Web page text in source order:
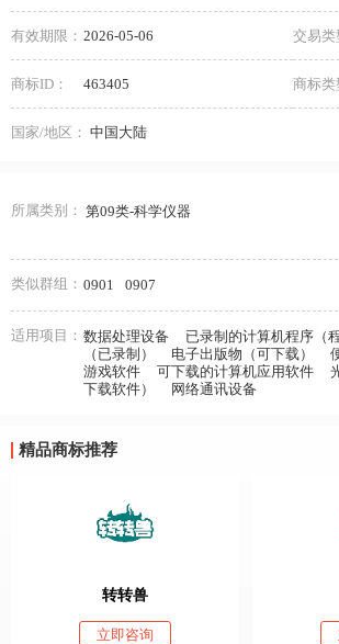
有效期限： 2026-05-06 交易类
商标ID： 463405 商标类
国家/地区： 中国大陆
所属类别： 第09类-科学仪器
类似群组： 0901 0907
适用项目： 数据处理设备 已录制的计算机程序（程
（已录制）
电子出版物（可下载）
游戏软件
可下载的计算机应用软件
下载软件）
网络通讯设备
精品商标推荐
转转兽
立即咨询